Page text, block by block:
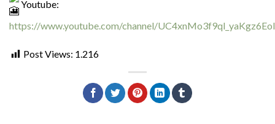
Youtube:
https://www.youtube.com/channel/
Post Views: 1.216